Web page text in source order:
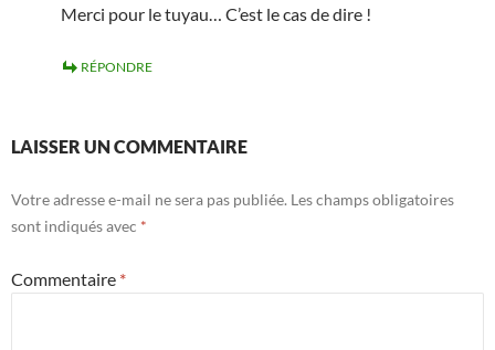
Merci pour le tuyau… C’est le cas de dire !
RÉPONDRE
LAISSER UN COMMENTAIRE
Votre adresse e-mail ne sera pas publiée. Les champs obligatoires
sont indiqués avec *
Commentaire *